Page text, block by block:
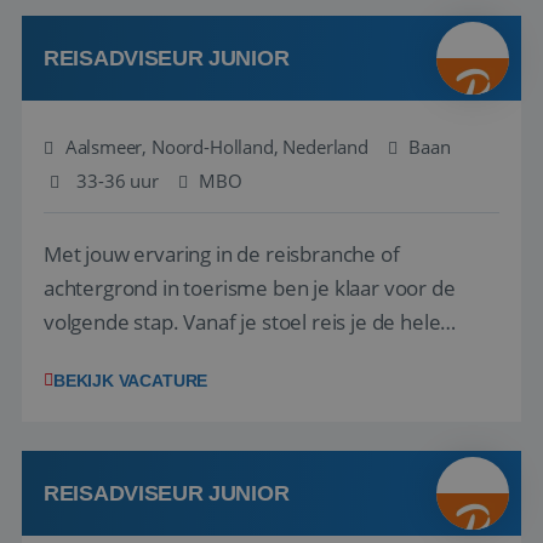
werken: of het nu gaat om vragen ...
REISADVISEUR JUNIOR
Aalsmeer, Noord-Holland, Nederland
Baan
33-36 uur
MBO
Met jouw ervaring in de reisbranche of
achtergrond in toerisme ben je klaar voor de
volgende stap. Vanaf je stoel reis je de hele
wensen van je team, je klant en wat er in de
klanten te overtuigen om die droomreis te
boeken! ...
BEKIJK VACATURE
REISADVISEUR JUNIOR